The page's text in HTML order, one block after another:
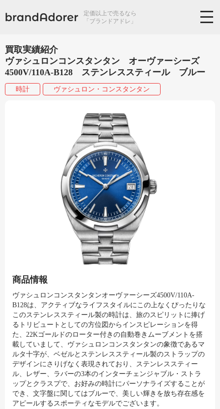
定価以上で売るなら
「ブランドアドレ」
買取実績紹介
ヴァシュロンコンスタンタン オーヴァーシーズ
4500V/110A-B128 ステンレススティール ブルー
時計 ヴァシュロン・コンスタンタン
商品情報
ヴァシュロンコンスタンタンオーヴァーシーズ4500V/110A-
B128は、アクティブなライフスタイルにこの上なくぴったりな
このステンレススティール製の時計は、旅のスピリットに捧げ
るトリビュートとしての方位図からインスピレーションを得
た、22Kゴールドのローター付きの自動巻きムーブメントを搭
載していまして、ヴァシュロンコンスタンタンの象徴であるマ
ルタ十字が、ベゼルとステンレススティール製のストラップの
デザインにさりげなく表現されており、ステンレススティー
ル、レザー、ラバーの3本のインターチェンジャブル・ストラ
ップとクラスプで、お好みの時計にパーソナライズすることが
でき、文字盤に関してはブルーで、美しい輝きを放ち存在感を
アピールするスポーティなモデルでございます。